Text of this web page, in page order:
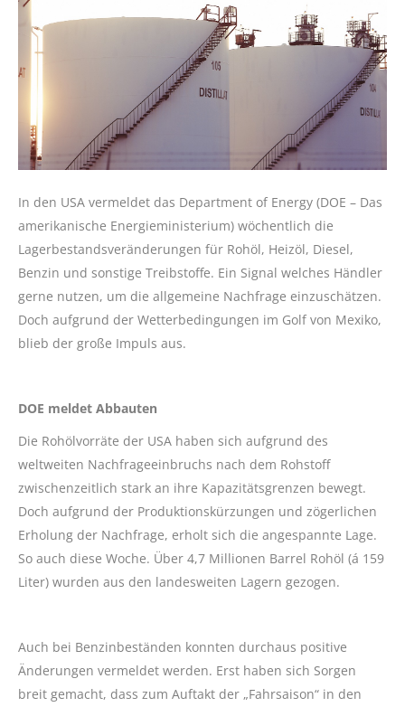
In den USA vermeldet das Department of Energy (DOE – Das
amerikanische Energieministerium) wöchentlich die
Lagerbestandsveränderungen für Rohöl, Heizöl, Diesel,
Benzin und sonstige Treibstoffe. Ein Signal welches Händler
gerne nutzen, um die allgemeine Nachfrage einzuschätzen.
Doch aufgrund der Wetterbedingungen im Golf von Mexiko,
blieb der große Impuls aus.
DOE meldet Abbauten
Die Rohölvorräte der USA haben sich aufgrund des
weltweiten Nachfrageeinbruchs nach dem Rohstoff
zwischenzeitlich stark an ihre Kapazitätsgrenzen bewegt.
Doch aufgrund der Produktionskürzungen und zögerlichen
Erholung der Nachfrage, erholt sich die angespannte Lage.
So auch diese Woche. Über 4,7 Millionen Barrel Rohöl (á 159
Liter) wurden aus den landesweiten Lagern gezogen.
Auch bei Benzinbeständen konnten durchaus positive
Änderungen vermeldet werden. Erst haben sich Sorgen
breit gemacht, dass zum Auftakt der „Fahrsaison“ in den